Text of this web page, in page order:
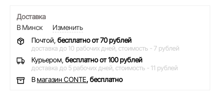
Доставка
В Минск
Изменить
Почтой, бесплатно от 70 рублей
доставка до 10 рабочих дней, стоимость - 7 рублей
Курьером, бесплатно от 100 рублей
доставка до 5 рабочих дней, стоимость - 11 рублей
Вмагазин CONTE, бесплатно